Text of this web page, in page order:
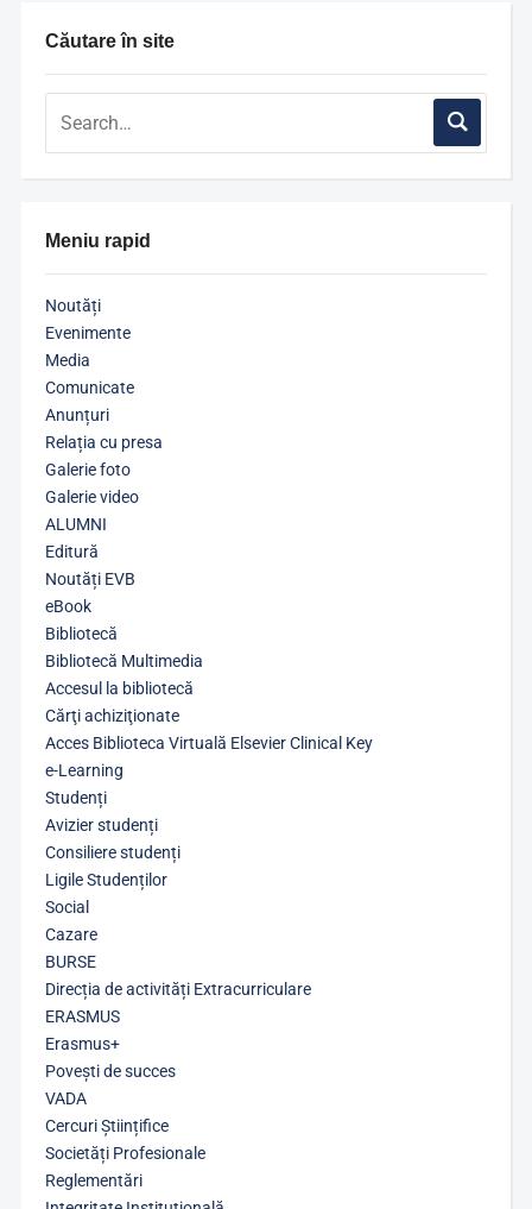
Căutare în site
Meniu rapid
Noutăți
Evenimente
Media
Comunicate
Anunțuri
Relația cu presa
Galerie foto
Galerie video
ALUMNI
Editură
Noutăți EVB
eBook
Bibliotecă
Bibliotecă Multimedia
Accesul la bibliotecă
Cărţi achiziţionate
Acces Biblioteca Virtuală Elsevier Clinical Key
e-Learning
Studenți
Avizier studenți
Consiliere studenți
Ligile Studenților
Social
Cazare
BURSE
Direcția de activități Extracurriculare
ERASMUS
Erasmus+
Povești de succes
VADA
Cercuri Științifice
Societăți Profesionale
Reglementări